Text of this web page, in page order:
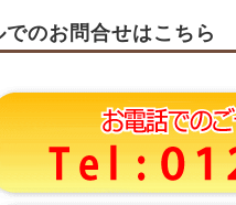
のお問合せはこちら